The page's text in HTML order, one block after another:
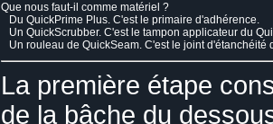
Que nous faut-il comme matériel ?
Du QuickPrime Plus. C'est le primaire d'adhérence.
Un QuickScrubber. C'est le tampon applicateur du
Un rouleau de QuickSeam. C'est le joint d'étanchéité
La première étape
de la bâche du